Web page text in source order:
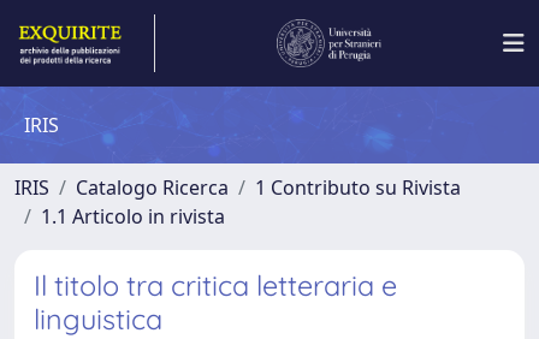
IRIS
IRIS Catalogo Ricerca
1 Contributo su Rivista
1.1 Articolo in rivista
Il titolo tra critica letteraria e
linguistica